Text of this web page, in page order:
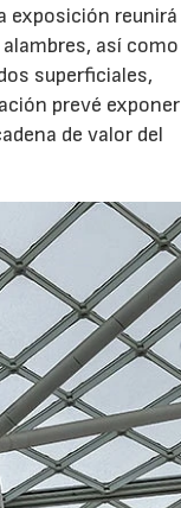
exposición reunirá
así como
superficiales,
prevé exponer
de valor del